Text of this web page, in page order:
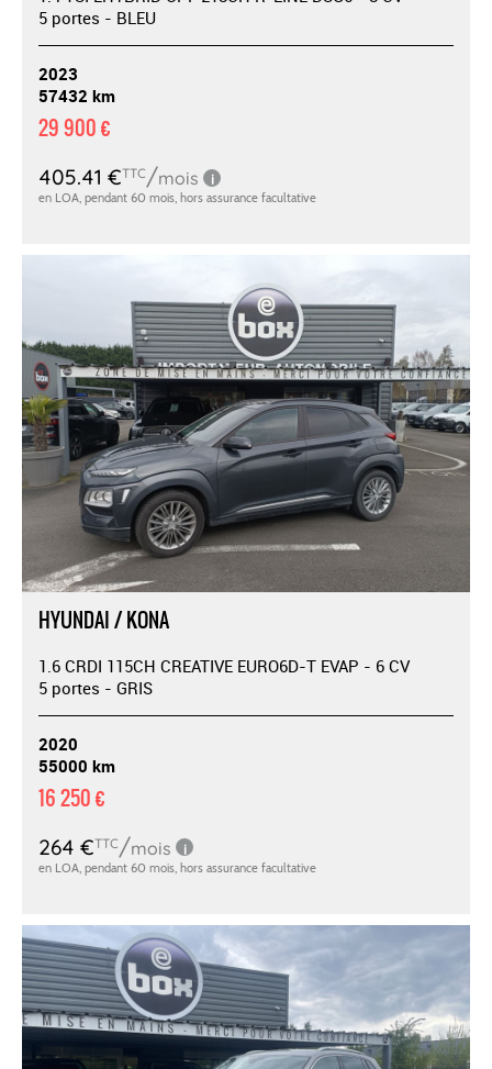
5 portes - BLEU
2023
57432 km
29 900 €
HYUNDAI / KONA
1.6 CRDI 115CH CREATIVE EURO6D-T EVAP - 6 CV
5 portes - GRIS
2020
55000 km
16 250 €